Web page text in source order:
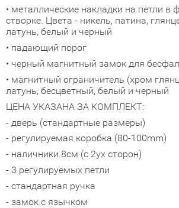
• металлические накладки на петли в
створке. Цвета - никель, патина,
латунь, белый и черный
• падающий порог
• черный магнитный замок для
• магнитный ограничитель (хром
латунь, бесцветный, белый и черный
ЦЕНА УКАЗАНА ЗА КОМПЛЕКТ:
- дверь (стандартные размеры)
- регулируемая коробка (80-100mm)
- наличники 8см (с 2ух сторон)
- 3 регулируемых петли
- стандартная ручка
- замок с язычком
сложного исполнения
двери
двери
двери (дверь-книжка)